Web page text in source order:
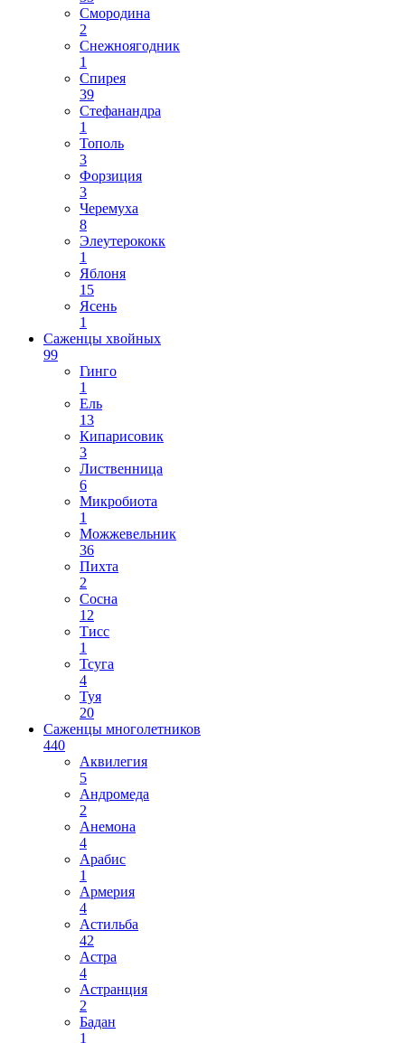
Смородина
2
Снежноягодник
1
Спирея
39
Стефанандра
1
Тополь
3
Форзиция
3
Черемуха
8
Элеутерококк
1
Яблоня
15
Ясень
1
Саженцы хвойных
99
Гинго
1
Ель
13
Кипарисовик
3
Лиственница
6
Микробиота
1
Можжевельник
36
Пихта
2
Сосна
12
Тисс
1
Тсуга
4
Туя
20
Саженцы многолетников
440
Аквилегия
5
Андромеда
2
Анемона
4
Арабис
1
Армерия
4
Астильба
42
Астра
4
Астранция
2
Бадан
1